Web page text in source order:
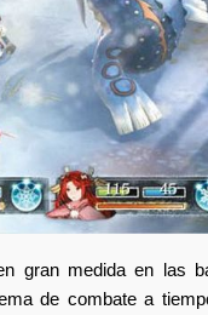
gran medida en las
de combate a